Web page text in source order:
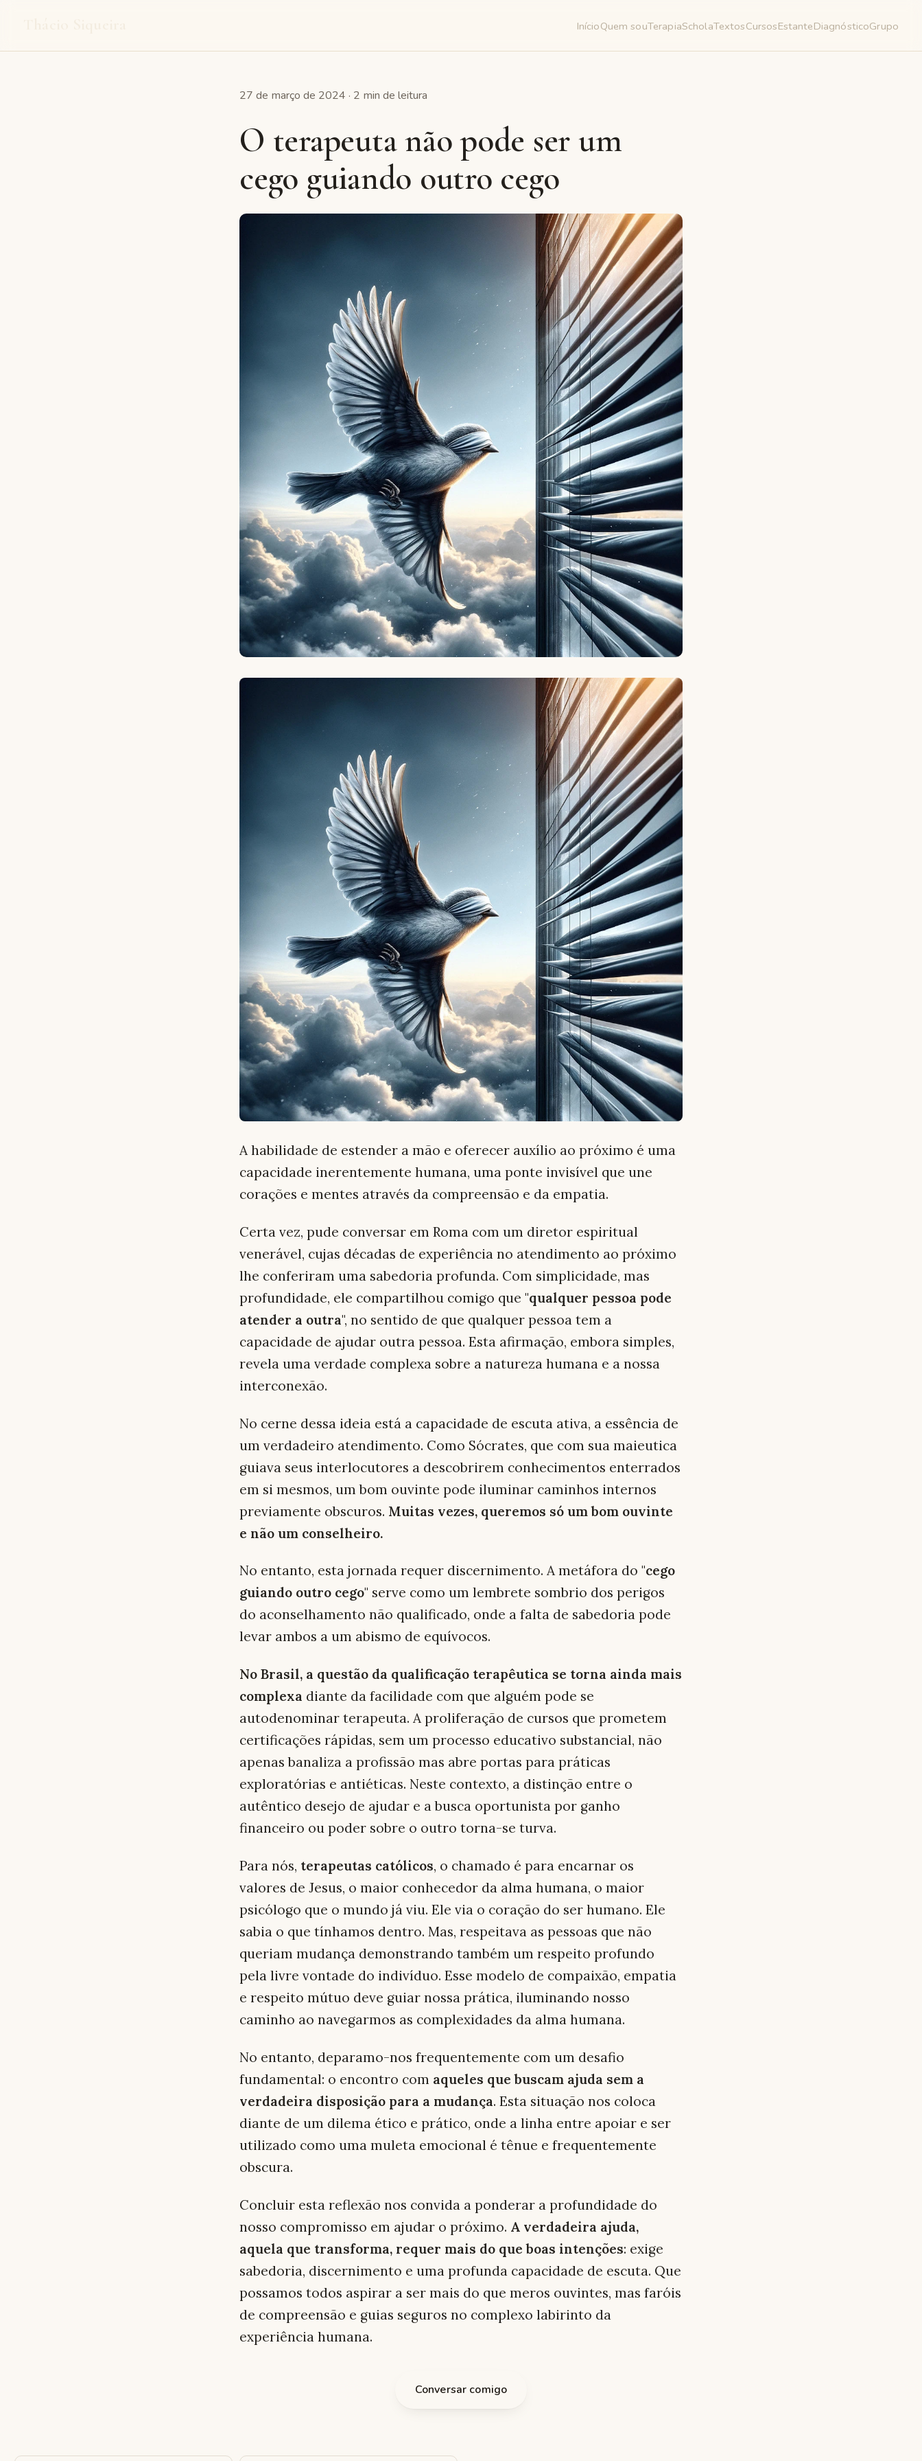
InícioQuem souTerapiaScholaTextosCursosEstanteDiagnósticoGrupo
27 de março de 2024 · 2 min de leitura
O terapeuta não pode ser um
cego guiando outro cego
A habilidade de estender a mão e oferecer auxílio ao próximo é uma
capacidade inerentemente humana, uma ponte invisível que une
corações e mentes através da compreensão e da empatia.
Certa vez, pude conversar em Roma com um diretor espiritual
venerável, cujas décadas de experiência no atendimento ao próximo
lhe conferiram uma sabedoria profunda. Com simplicidade, mas
profundidade, ele compartilhou comigo que "qualquer pessoa pode
atender a outra", no sentido de que qualquer pessoa tem a
capacidade de ajudar outra pessoa. Esta afirmação, embora simples,
revela uma verdade complexa sobre a natureza humana e a nossa
interconexão.
No cerne dessa ideia está a capacidade de escuta ativa, a essência de
um verdadeiro atendimento. Como Sócrates, que com sua maieutica
guiava seus interlocutores a descobrirem conhecimentos enterrados
em si mesmos, um bom ouvinte pode iluminar caminhos internos
previamente obscuros. Muitas vezes, queremos só um bom ouvinte
e não um conselheiro.
No entanto, esta jornada requer discernimento. A metáfora do "cego
guiando outro cego" serve como um lembrete sombrio dos perigos
do aconselhamento não qualificado, onde a falta de sabedoria pode
levar ambos a um abismo de equívocos.
No Brasil, a questão da qualificação terapêutica se torna ainda mais
complexa diante da facilidade com que alguém pode se
autodenominar terapeuta. A proliferação de cursos que prometem
certificações rápidas, sem um processo educativo substancial, não
apenas banaliza a profissão mas abre portas para práticas
exploratórias e antiéticas. Neste contexto, a distinção entre o
autêntico desejo de ajudar e a busca oportunista por ganho
financeiro ou poder sobre o outro torna-se turva.
Para nós, terapeutas católicos, o chamado é para encarnar os
valores de Jesus, o maior conhecedor da alma humana, o maior
psicólogo que o mundo já viu. Ele via o coração do ser humano. Ele
sabia o que tínhamos dentro. Mas, respeitava as pessoas que não
queriam mudança demonstrando também um respeito profundo
pela livre vontade do indivíduo. Esse modelo de compaixão, empatia
e respeito mútuo deve guiar nossa prática, iluminando nosso
caminho ao navegarmos as complexidades da alma humana.
No entanto, deparamo-nos frequentemente com um desafio
fundamental: o encontro com aqueles que buscam ajuda sem a
verdadeira disposição para a mudança. Esta situação nos coloca
diante de um dilema ético e prático, onde a linha entre apoiar e ser
utilizado como uma muleta emocional é tênue e frequentemente
obscura.
Concluir esta reflexão nos convida a ponderar a profundidade do
nosso compromisso em ajudar o próximo. A verdadeira ajuda,
aquela que transforma, requer mais do que boas intenções: exige
sabedoria, discernimento e uma profunda capacidade de escuta. Que
possamos todos aspirar a ser mais do que meros ouvintes, mas faróis
de compreensão e guias seguros no complexo labirinto da
experiência humana.
Conversar comigo